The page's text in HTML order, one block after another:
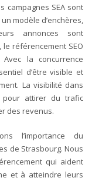
campagnes SEA sont
modèle d’enchères,
annonces sont
référencement SEO
la concurrence
d’être visible et
La visibilité dans
pour attirer du trafic
des revenus.
l’importance du
de Strasbourg. Nous
qui aident
et à atteindre leurs